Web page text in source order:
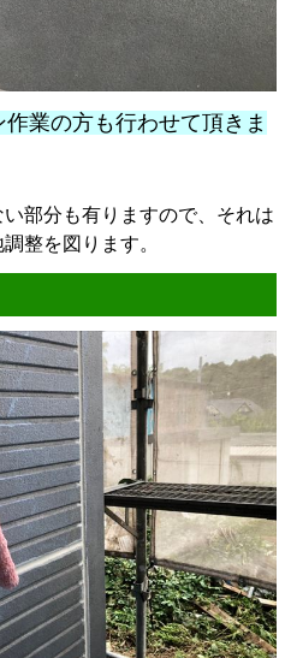
業の方も行わせて頂きま
部分も有りますので、それは
整を図ります。